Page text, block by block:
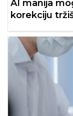
AI manija
korekciju